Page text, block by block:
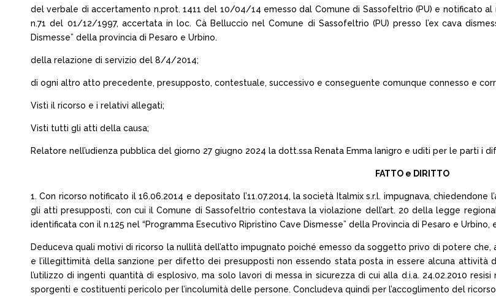
del verbale di accertamento n.prot. 1411 del 10/04/14 emesso dal Comune di Sassofeltrio (PU) e notificato
n.71 del 01/12/1997, accertata in loc. Cà Belluccio nel Comune di Sassofeltrio (PU) presso l’ex cava
Dismesse” della provincia di Pesaro e Urbino.
della relazione di servizio del 8/4/2014;
di ogni altro atto precedente, presupposto, contestuale, successivo e conseguente comunque connesso e
Visti il ricorso e i relativi allegati;
Visti tutti gli atti della causa;
Relatore nell’udienza pubblica del giorno 27 giugno 2024 la dott.ssa Renata Emma Ianigro e uditi per le parti i
FATTO e DIRITTO
1. Con ricorso notificato il 16.06.2014 e depositato l’11.07.2014, la società Italmix s.r.l. impugnava,
gli atti presupposti, con cui il Comune di Sassofeltrio contestava la violazione dell’art. 20 della legge
identificata con il n.125 nel “Programma Esecutivo Ripristino Cave Dismesse” della Provincia di Pesaro e
Deduceva quali motivi di ricorso la nullità dell’atto impugnato poiché emesso da soggetto privo di potere che,
e l’illegittimità della sanzione per difetto dei presupposti non essendo stata posta in essere alcuna attività
l’utilizzo di ingenti quantità di esplosivo, ma solo lavori di messa in sicurezza di cui alla d.i.a. 24.02.2010
sporgenti e costituenti pericolo per l’incolumità delle persone. Concludeva quindi per l’accoglimento del